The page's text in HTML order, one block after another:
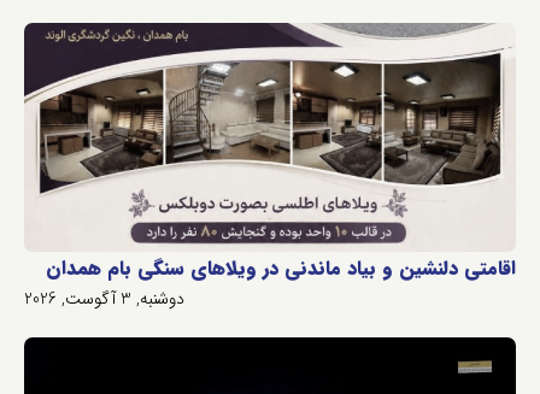
اقامتی دلنشین و بیاد ماندنی در ویلاهای سنگی بام همدان
دوشنبه, 3 آگوست, 2026